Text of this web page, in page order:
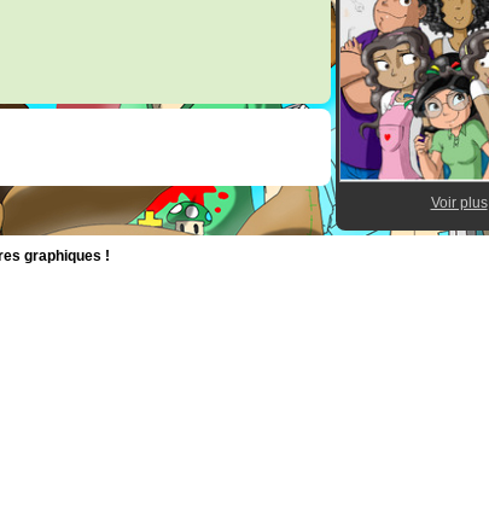
Voir plus
graphiques !